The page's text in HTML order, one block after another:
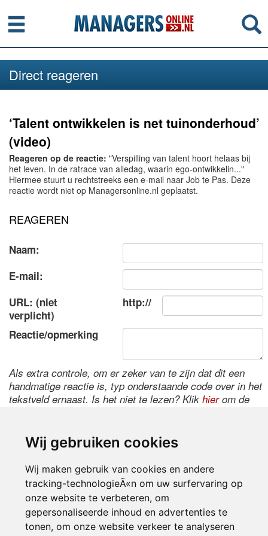
Wij gebruiken cookies
Wij maken gebruik van cookies en andere
tracking-technologieÃ«n om uw surfervaring op
onze website te verbeteren, om
gepersonaliseerde inhoud en advertenties te
tonen, om onze website verkeer te analyseren
Menu
Direct reageren
‘Talent ontwikkelen is net tuinonderhoud’
(video)
Reageren op de reactie: "Verspilling van talent hoort helaas bij
het leven. In de ratrace van alledag, waarin ego-ontwikkelin..."
Hiermee stuurt u rechtstreeks een e-mail naar Job te Pas. Deze
reactie wordt niet op Managersonline.nl geplaatst.
REAGEREN
Naam:
E-mail:
URL: (niet
verplicht)
http://
Reactie/opmerking
Als extra controle, om er zeker van te zijn dat dit een
handmatige reactie is, typ onderstaande code over in het
tekstveld ernaast. Is het niet te lezen? Klik hierom de